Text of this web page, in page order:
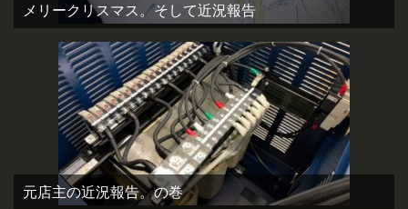
メリークリスマス。そして近況報告
元店主の近況報告。の巻